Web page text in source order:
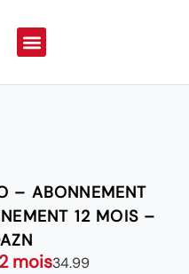
– ABONNEMENT
12 MOIS –
mois34.99